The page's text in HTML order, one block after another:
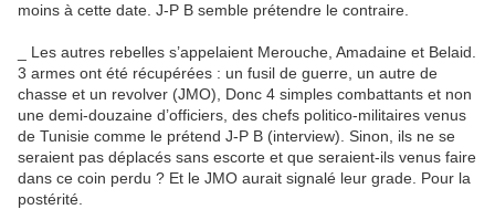
moins à cette date. J-P B semble prétendre le contraire.
_ Les autres rebelles s’appelaient Merouche, Amadaine et Belaid.
3 armes ont été récupérées : un fusil de guerre, un autre de
chasse et un revolver (JMO), Donc 4 simples combattants et non
une demi-douzaine d’officiers, des chefs politico-militaires venus
de Tunisie comme le prétend J-P B (interview). Sinon, ils ne se
seraient pas déplacés sans escorte et que seraient-ils venus faire
dans ce coin perdu ? Et le JMO aurait signalé leur grade. Pour la
postérité.